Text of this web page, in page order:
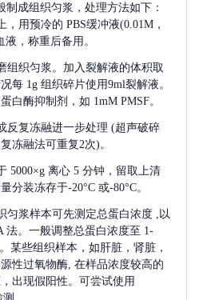
制成组织匀浆，处理方法如下：
，用预冷的 PBS缓冲液(0.01M，
，称重后备用。
组织匀浆。加入裂解液的体积取
每 1g 组织碎片使用9ml裂解液。
白酶抑制剂，如 1mM PMSF。
反复冻融进一步处理 (超声破碎
冻融法可重复2次)。
5000×g 离心 5 分钟，留取上清
分装冻存于-20°C 或-80°C。
匀浆样本可先测定总蛋白浓度
,以
法。一般调整总蛋白浓度至 1-
某些组织样本，如肝脏，肾脏，
性过氧物酶, 在样品浓度较高的
出现假阳性。可尝试使用